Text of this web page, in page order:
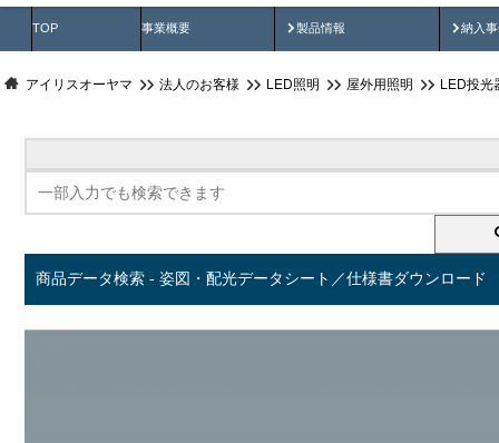
TOP 事業概要 製品情報
製品動画 納入
納
アイリスオーヤマ 法人のお客様 LED照明 屋外用照明 LED投光
商品データ検索 - 姿図・配光データシート／仕様書ダウンロード